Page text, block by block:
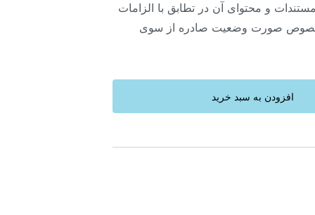
و محتوای آن در تطابق با الزامات
صورت وضعیت صادره از سوی
افزودن به سبد خرید